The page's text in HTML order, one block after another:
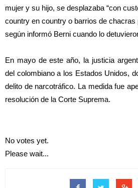
mujer y su hijo, se desplazaba “con
country en country o barrios de chacras
según informó Berni cuando lo
En mayo de este año, la justicia
del colombiano a los Estados Unidos,
delito de narcotráfico. La medida fue
resolución de la Corte Suprema.
No votes yet.
Please wait...